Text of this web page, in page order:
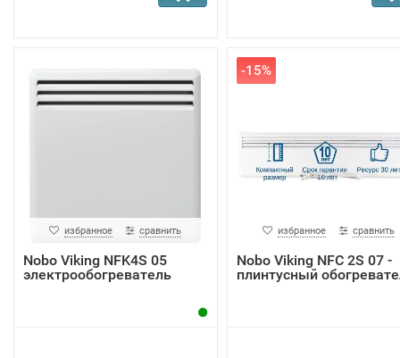
избранное сравнить
Nobo Viking NFK4S 05
электрообогреватель
-15%
избранное сравнить
Nobo Viking NFС 2S 07 -
плинтусный